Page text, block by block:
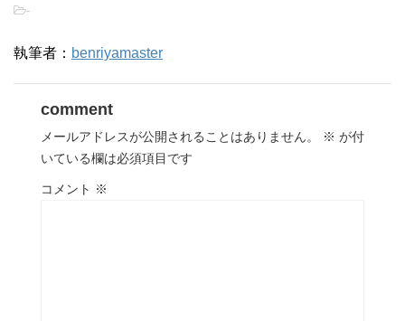
-
執筆者： benriyamaster
comment
メールアドレスが公開されることはありません。 ※ が付
いている欄は必須項目です
コメント ※